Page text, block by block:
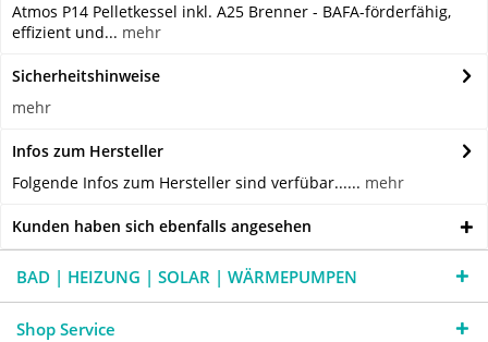
Atmos P14 Pelletkessel inkl. A25 Brenner - BAFA-förderfähig,
effizient und... mehr
Sicherheitshinweise
mehr
Infos zum Hersteller
Folgende Infos zum Hersteller sind verfübar...... mehr
Kunden haben sich ebenfalls angesehen
BAD | HEIZUNG | SOLAR | WÄRMEPUMPEN
Shop Service